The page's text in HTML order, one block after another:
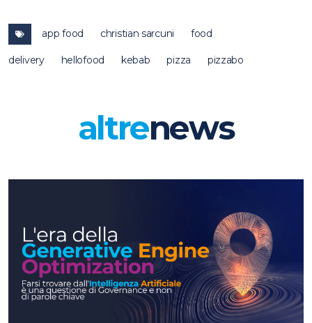
app food christian sarcuni food
delivery hellofood kebab pizza pizzabo
altrenews